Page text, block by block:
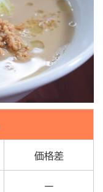
価格差
ー